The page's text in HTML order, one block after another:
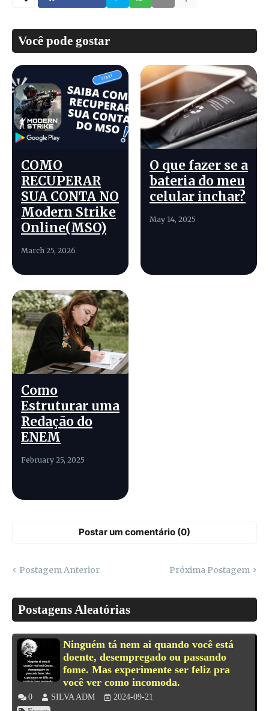
Você pode gostar
COMO
RECUPERAR
SUA CONTA NO
Modern Strike
Online(MSO)
March 25, 2026
O que fazer se a
bateria do meu
celular inchar?
May 14, 2025
Como
Estruturar uma
Redação do
ENEM
February 25, 2025
Postar um comentário (0)
Postagem Anterior Próxima Postagem
Postagens Aleatórias
Ninguém tá nem ai quando você está
doente, desempregado ou passando
fome. Mas experimente ser feliz pra
você ver como incomoda.
0 SILVA ADM
2024-09-21